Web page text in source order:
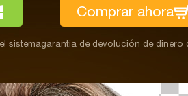
sistema
Comprar ahora
garantía de devolución de dinero